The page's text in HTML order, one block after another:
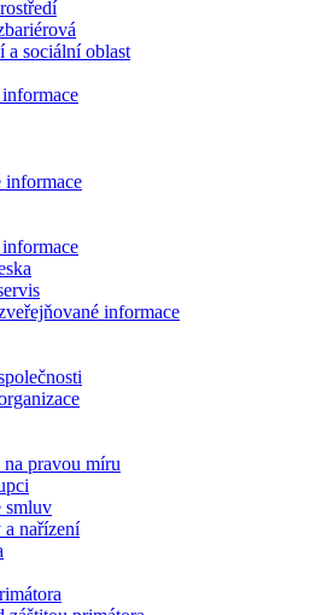
a sociální oblast
informace
informace
pravou míru
smluv
nařízení